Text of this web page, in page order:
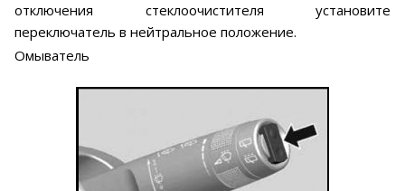
отключения стеклоочистителя установите
переключатель в нейтральное положение.
Омыватель